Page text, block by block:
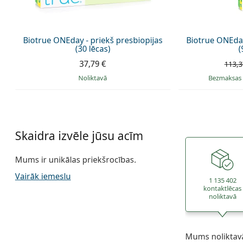
Biotrue ONEday - priekš presbiopijas
(30 lēcas)
37,79 €
Noliktavā
Biotrue
Skaidra izvēle jūsu acīm
Mums ir unikālas priekšrocības.
Vairāk iemeslu
1 135 402
kontaktlēcas
noliktavā
Mums